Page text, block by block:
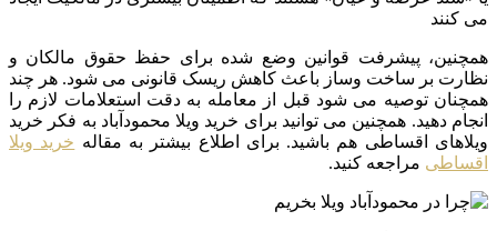
می کنند
همچنین، پیشرفت قوانین وضع شده برای حفظ حقوق مالکان و
نظارت بر ساخت وساز باعث کاهش ریسک قانونی می شود. هر چند
همچنان توصیه می شود قبل از معامله به دقت استعلامات لازم را
انجام دهید. همچنین می توانید برای خرید ویلا محمودآباد به فکر خرید
ویلاهای اقساطی هم باشید. برای اطلاع بیشتر به مقاله خرید ویلا
اقساطی مراجعه کنید.